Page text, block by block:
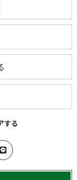
する